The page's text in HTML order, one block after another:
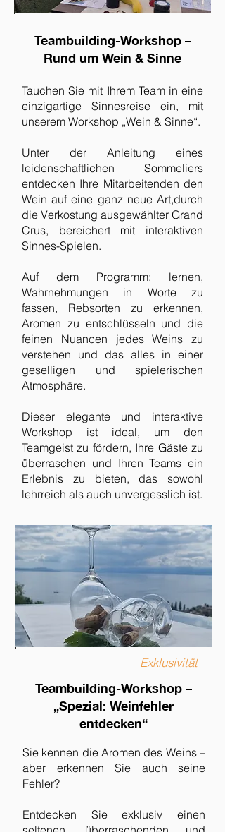
Teambuilding-Workshop –
Rund um Wein & Sinne
Tauchen Sie mit Ihrem Team in eine
einzigartige Sinnesreise ein, mit
unserem Workshop „Wein & Sinne“.
Unter der Anleitung eines
leidenschaftlichen Sommeliers
entdecken Ihre Mitarbeitenden den
Wein auf eine ganz neue Art,durch
die Verkostung ausgewählter Grand
Crus, bereichert mit interaktiven
Sinnes-Spielen.
Auf dem Programm: lernen,
Wahrnehmungen in Worte zu
fassen, Rebsorten zu erkennen,
Aromen zu entschlüsseln und die
feinen Nuancen jedes Weins zu
verstehen und das alles in einer
geselligen und spielerischen
Atmosphäre.
Dieser elegante und interaktive
Workshop ist ideal, um den
Teamgeist zu fördern, Ihre Gäste zu
überraschen und Ihren Teams ein
Erlebnis zu bieten, das sowohl
lehrreich als auch unvergesslich ist.
Exklusivität
Teambuilding-Workshop –
„Spezial: Weinfehler
entdecken“
Sie kennen die Aromen des Weins –
aber erkennen Sie auch seine
Fehler?
Entdecken Sie exklusiv einen